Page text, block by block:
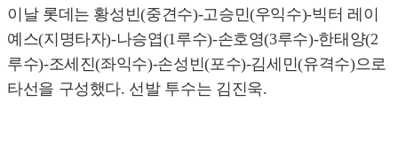
이날 롯데는 황성빈(중견수)-고승민(우익수)-빅터 레이
예스(지명타자)-나승엽(1루수)-손호영(3루수)-한태양(2
루수)-조세진(좌익수)-손성빈(포수)-김세민(유격수)으로
타선을 구성했다. 선발 투수는 김진욱.